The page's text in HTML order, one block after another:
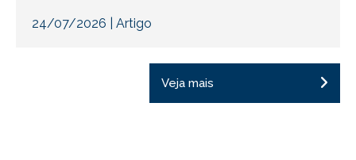
24/07/2026 Artigo
Veja mais